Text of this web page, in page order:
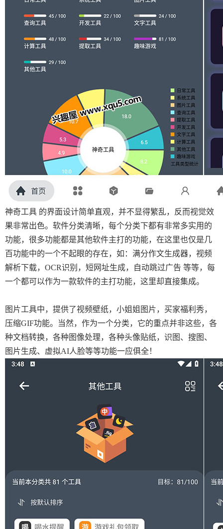
神奇工具 的界面设计简单直观，并不显得繁乱，反而视觉效
果非常出色。软件分类清晰，每个分类下都有非常多实用的
功能，很多功能都是其他软件主打的功能，在这里也仅是几
百功能中的一个不起眼的存在，如：满分作文生成器，视频
解析下载，OCR识别，短网址生成，自动跳过广告 等等，每
一个都可以作为一款软件的主打功能，这里却直接集成。
图片工具中，提供了视频壁纸，小姐姐图片，买家福利秀，
压缩GIF功能。当然，作为一个分类，它的重点并非这些，各
种文档转换，各种图像处理，各种头像贴纸，识图、搜图、
图片生成、虚拟AI人脸等等功能一应俱全！